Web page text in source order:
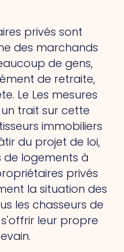
privés sont
des marchands
de gens,
de retraite,
Le Les mesures
trait sur cette
immobiliers
du projet de loi,
de logements à
privés
la situation des
les chasseurs de
leur propre